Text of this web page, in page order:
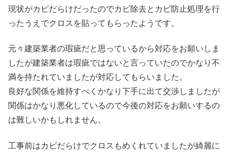
現状がカビだらけだったのでカビ除去とカビ防止処理を行
ったうえでクロスを貼ってもらったようです。
元々建築業者の瑕疵だと思っているから対応をお願いしま
したが建築業者は瑕疵ではないと言っていたのでかなり不
満を持たれていましたが対応してもらいました。
良好な関係を維持すべくかなり下手に出て交渉しましたが
関係はかなり悪化しているので今後の対応をお願いするの
は難しいかもしれません。
工事前はカビだらけでクロスもめくれていましたが綺麗に